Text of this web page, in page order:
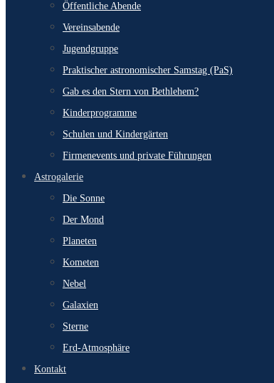
Öffentliche Abende
Vereinsabende
Jugendgruppe
Praktischer astronomischer Samstag (PaS)
Gab es den Stern von Bethlehem?
Kinderprogramme
Schulen und Kindergärten
Firmenevents und private Führungen
Astrogalerie
Die Sonne
Der Mond
Planeten
Kometen
Nebel
Galaxien
Sterne
Erd-Atmosphäre
Kontakt